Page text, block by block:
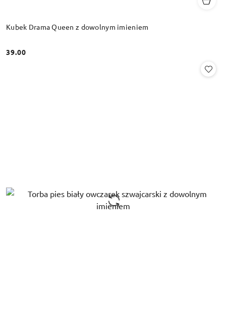
Kubek Drama Queen z dowolnym imieniem
Cena:
39.00